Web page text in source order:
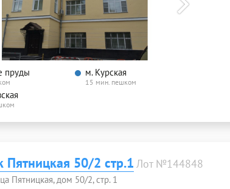
пруды м. Курская
15 мин. пешком
Пятницкая 50/2 стр.1 Лот №144848
Пятницкая, дом 50/2, стр. 1